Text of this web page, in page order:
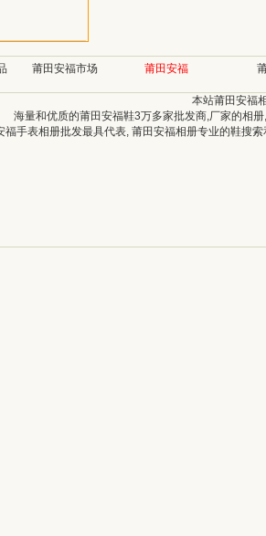
莆田安福市场 莆田安福
本站莆田安福
海量和优质的莆田安福鞋3万多家批发商,厂家的相
福手表相册批发最具代表, 莆田安福相册专业的鞋搜